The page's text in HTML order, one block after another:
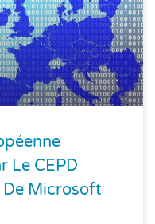
Le CEPD
De Microsoft